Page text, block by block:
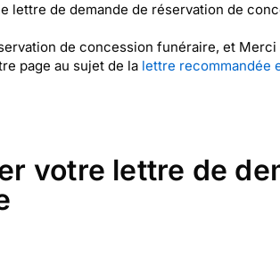
lettre de demande de réservation de
de concession funéraire, et
page au sujet de la lettre recommandée
votre lettre de